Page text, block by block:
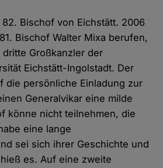
82. Bischof von Eichstätt. 2006
Bischof Walter Mixa berufen,
Großkanzler der
Eichstätt-Ingolstadt. Der
die persönliche Einladung zur
Generalvikar eine milde
könne nicht teilnehmen, die
eine lange
sei sich ihrer Geschichte und
es. Auf eine zweite